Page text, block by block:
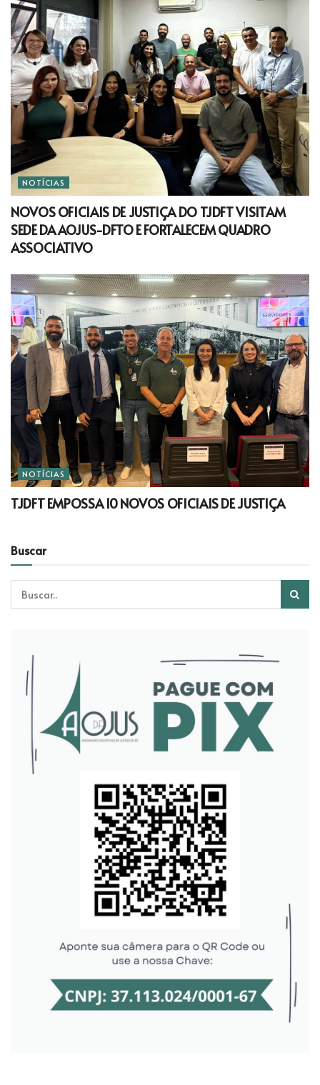
NOTÍCIAS
NOVOS OFICIAIS DE JUSTIÇA DO TJDFT VISITAM
SEDE DA AOJUS-DFTO E FORTALECEM QUADRO
ASSOCIATIVO
NOTÍCIAS
TJDFT EMPOSSA 10 NOVOS OFICIAIS DE JUSTIÇA
Buscar